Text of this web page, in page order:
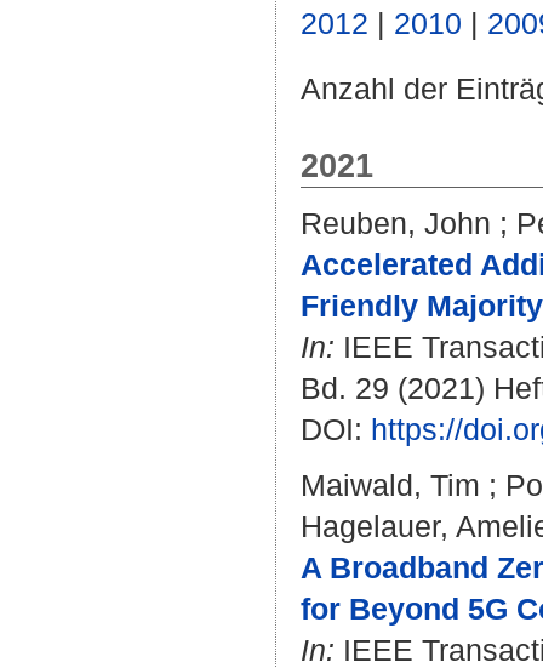
2012 | 2010 |
Anzahl der
2021
Reuben, John ;
Accelerated
Friendly
In: IEEE
Bd. 29 (2021)
DOI: https://
Maiwald, Tim ;
Hagelauer,
A Broadband
for Beyond 5G
In: IEEE